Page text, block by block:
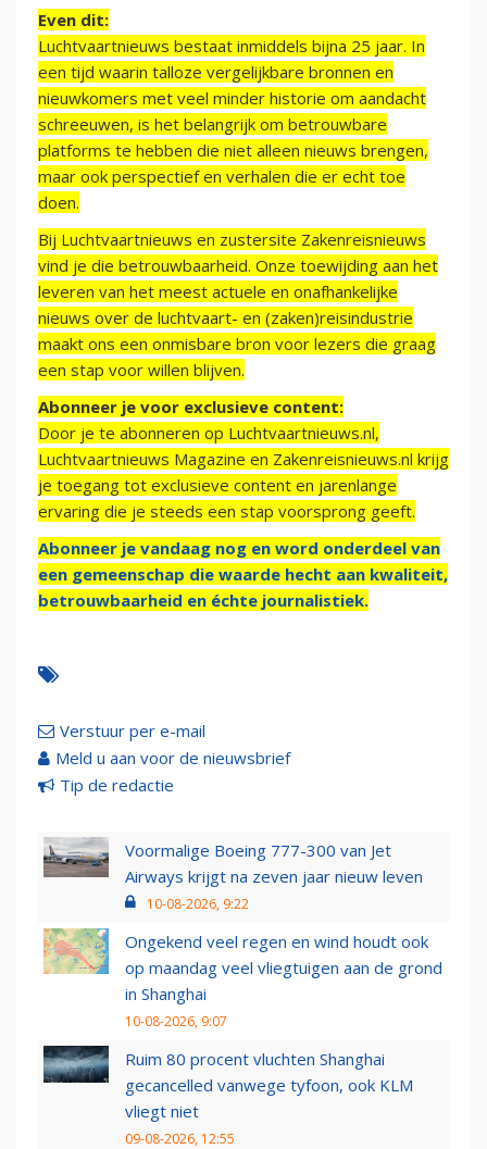
Even dit:
Luchtvaartnieuws bestaat inmiddels bijna 25 jaar. In
een tijd waarin talloze vergelijkbare bronnen en
nieuwkomers met veel minder historie om aandacht
schreeuwen, is het belangrijk om betrouwbare
platforms te hebben die niet alleen nieuws brengen,
maar ook perspectief en verhalen die er echt toe
doen.
Bij Luchtvaartnieuws en zustersite Zakenreisnieuws
vind je die betrouwbaarheid. Onze toewijding aan het
leveren van het meest actuele en onafhankelijke
nieuws over de luchtvaart- en (zaken)reisindustrie
maakt ons een onmisbare bron voor lezers die graag
een stap voor willen blijven.
Abonneer je voor exclusieve content:
Door je te abonneren op Luchtvaartnieuws.nl,
Luchtvaartnieuws Magazine en Zakenreisnieuws.nl krijg
je toegang tot exclusieve content en jarenlange
ervaring die je steeds een stap voorsprong geeft.
Abonneer je vandaag nog en word onderdeel van
een gemeenschap die waarde hecht aan kwaliteit,
betrouwbaarheid en échte journalistiek.
Verstuur per e-mail
Meld u aan voor de nieuwsbrief
Tip de redactie
Voormalige Boeing 777-300 van Jet
Airways krijgt na zeven jaar nieuw leven
10-08-2026, 9:22
Ongekend veel regen en wind houdt ook
op maandag veel vliegtuigen aan de grond
in Shanghai
10-08-2026, 9:07
Ruim 80 procent vluchten Shanghai
gecancelled vanwege tyfoon, ook KLM
vliegt niet
09-08-2026, 12:55